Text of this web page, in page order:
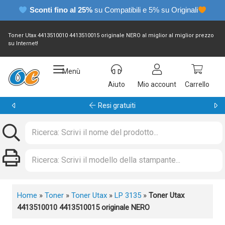
Sconti fino al 25% su Compatibili e 5% su Originali
Toner Utax 4413510010 4413510015 originale NERO al miglior al miglior prezzo
su Internet!
Menù
Aiuto
Mio account Carrello
Resi gratuiti
Home » Toner » Toner Utax » LP 3135 » Toner Utax
4413510010 4413510015 originale NERO